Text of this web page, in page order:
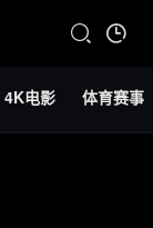
4K电影 体育赛事